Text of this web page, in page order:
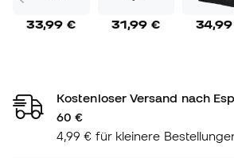
33,99 € 31,99 €
Kostenloser Versand nach
60 €
4,99 € für kleinere